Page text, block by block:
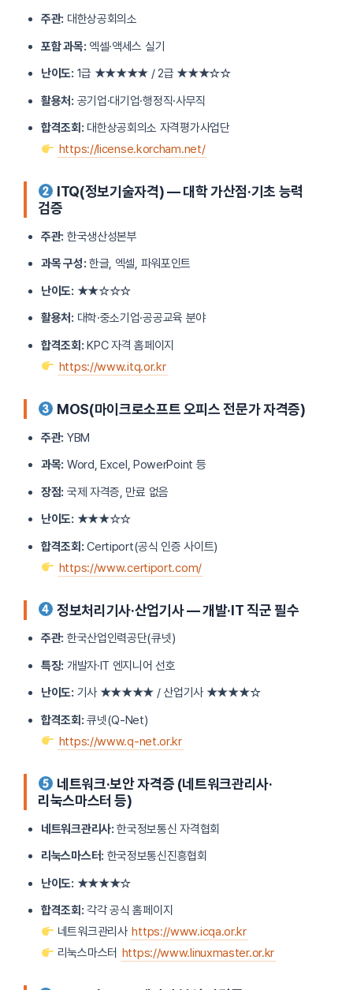
주관: 대한상공회의소
포함 과목: 엑셀·액세스 실기
난이도: 1급 ★★★★★ / 2급 ★★★☆☆
활용처: 공기업·대기업·행정직·사무직
합격조회: 대한상공회의소 자격평가사업단
https://license.korcham.net/
ITQ(정보기술자격) — 대학 가산점·기초 능력
검증
주관: 한국생산성본부
과목 구성: 한글, 엑셀, 파워포인트
난이도: ★★☆☆☆
활용처: 대학·중소기업·공공교육 분야
합격조회: KPC 자격 홈페이지
https://www.itq.or.kr
MOS(마이크로소프트 오피스 전문가 자격증)
주관: YBM
과목: Word, Excel, PowerPoint 등
장점: 국제 자격증, 만료 없음
난이도: ★★★☆☆
합격조회: Certiport(공식 인증 사이트)
https://www.certiport.com/
정보처리기사·산업기사 — 개발·IT 직군 필수
주관: 한국산업인력공단(큐넷)
특징: 개발자·IT 엔지니어 선호
난이도: 기사 ★★★★★ / 산업기사 ★★★★☆
합격조회: 큐넷(Q-Net)
https://www.q-net.or.kr
네트워크·보안 자격증 (네트워크관리사·
리눅스마스터 등)
네트워크관리사: 한국정보통신 자격협회
리눅스마스터: 한국정보통신진흥협회
난이도: ★★★★☆
합격조회: 각각 공식 홈페이지
네트워크관리사 https://www.icqa.or.kr
리눅스마스터 https://www.linuxmaster.or.kr